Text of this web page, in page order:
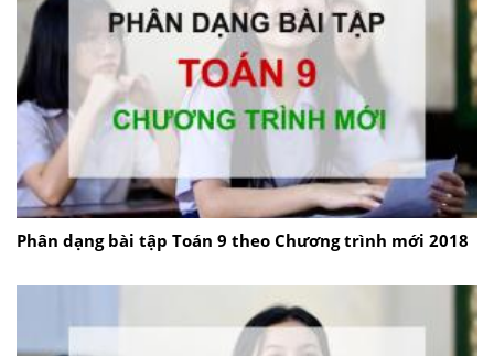
Phân dạng bài tập Toán 9 theo Chương trình mới 2018